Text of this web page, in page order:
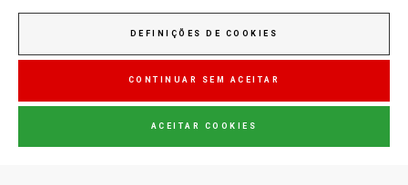
DEFINIÇÕES DE COOKIES
CONTINUAR SEM ACEITAR
ACEITAR COOKIES